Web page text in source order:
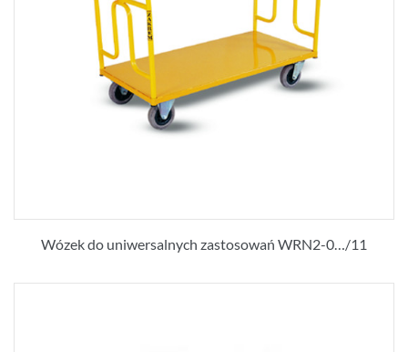
Wózek do uniwersalnych zastosowań WRN2-0…/11